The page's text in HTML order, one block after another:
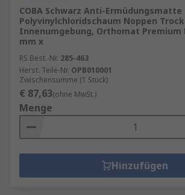
COBA Schwarz Anti-Ermüdungsmatte
Polyvinylchloridschaum Noppen
Innenumgebung, Orthomat Premium
mm x
RS Best.-Nr. 285-463
Herst. Teile-Nr. OPB010001
Zwischensumme (1 Stück)
€ 87,63(ohne MwSt.)
Menge
Hinzufügen